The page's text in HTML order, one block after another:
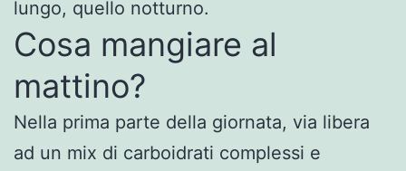
lungo, quello notturno.
Cosa mangiare al
mattino?
Nella prima parte della giornata, via libera
ad un mix di carboidrati complessi e